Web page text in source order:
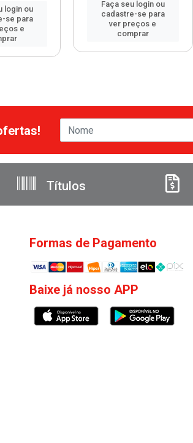
login ou
se para
e
Faça seu login ou
cadastre-se para
ver preços e
comprar
Títulos
Formas de Pagamento
Baixe já nosso APP